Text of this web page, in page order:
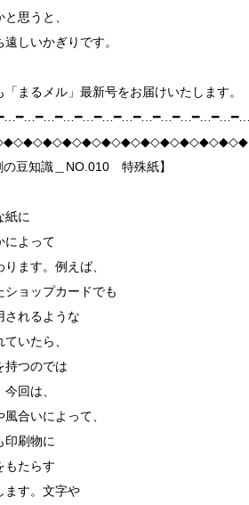
思うと、
しいかぎりです。
まるメル」最新号をお届けいたします。
豆知識＿NO.010 特殊紙】
紙に
によって
ます。例えば、
ショップカードでも
されるような
いたら、
持つのでは
回は、
合いによって、
印刷物に
もたらす
ます。文字や